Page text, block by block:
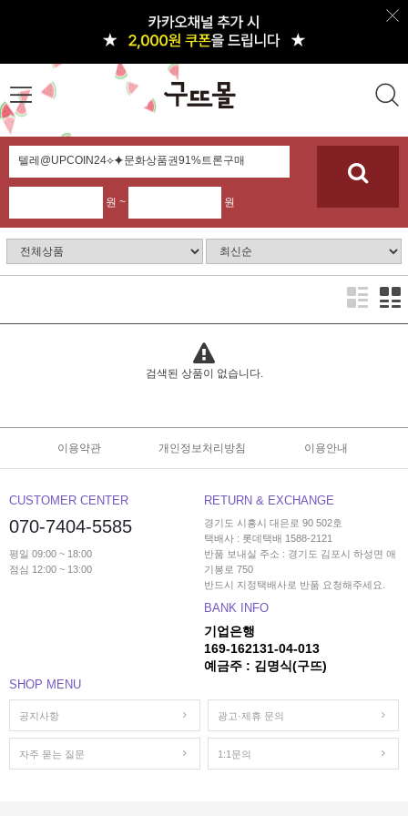
원 ~ 원
검색된 상품이 없습니다.
이용약관 개인정보처리방침 이용안내
CUSTOMER CENTER
070-7404-5585
평일 09:00 ~ 18:00
점심 12:00 ~ 13:00
RETURN & EXCHANGE
경기도 시흥시 대은로 90 502호
택배사 : 롯데택배 1588-2121
반품 보내실 주소 : 경기도 김포시 하성면 애
기봉로 750
반드시 지정택배사로 반품 요청해주세요.
BANK INFO
기업은행
169-162131-04-013
예금주 : 김명식(구뜨)
SHOP MENU
공지사항 광고·제휴 문의
자주 묻는 질문 1:1문의